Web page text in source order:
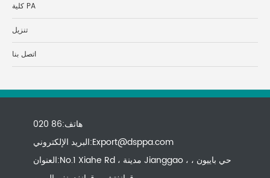
كلية PA
تنزيل
اتصل بنا
هاتف:86 020
البريد الإلكتروني:Export@dsppa.com
العنوان:No.1 Xiahe Rd ، مدينة Jianggao ، حي باييون ،